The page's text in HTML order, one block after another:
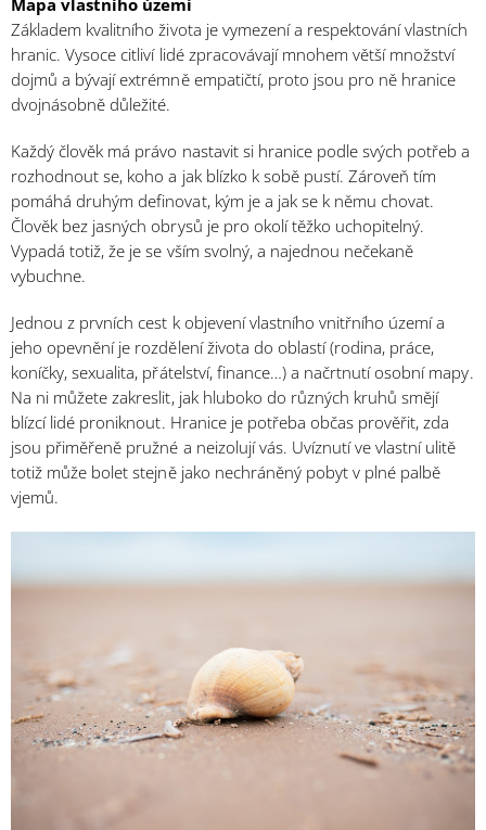
Mapa vlastního území
Základem kvalitního života je vymezení a respektování vlastních
hranic. Vysoce citliví lidé zpracovávají mnohem větší množství
dojmů a bývají extrémně empatičtí, proto jsou pro ně hranice
dvojnásobně důležité.
Každý člověk má právo nastavit si hranice podle svých potřeb a
rozhodnout se, koho a jak blízko k sobě pustí. Zároveň tím
pomáhá druhým definovat, kým je a jak se k němu chovat.
Člověk bez jasných obrysů je pro okolí těžko uchopitelný.
Vypadá totiž, že je se vším svolný, a najednou nečekaně
vybuchne.
Jednou z prvních cest k objevení vlastního vnitřního území a
jeho opevnění je rozdělení života do oblastí (rodina, práce,
koníčky, sexualita, přátelství, finance…) a načrtnutí osobní mapy.
Na ni můžete zakreslit, jak hluboko do různých kruhů smějí
blízcí lidé proniknout. Hranice je potřeba občas prověřit, zda
jsou přiměřeně pružné a neizolují vás. Uvíznutí ve vlastní ulitě
totiž může bolet stejně jako nechráněný pobyt v plné palbě
vjemů.